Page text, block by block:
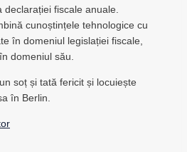
fiscale anuale.
cunoștințele tehnologice cu
în domeniul legislației fiscale,
domeniul său.
soț și tată fericit și locuiește
în Berlin.